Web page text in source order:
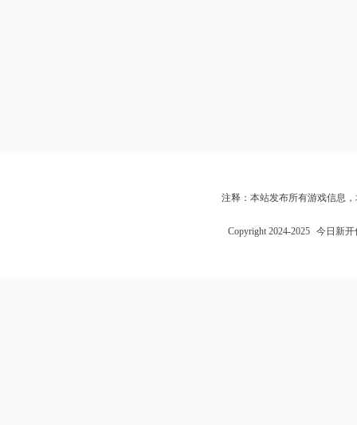
注释：本站发布所有游戏信息
Copyright 2024-2025 今日新开